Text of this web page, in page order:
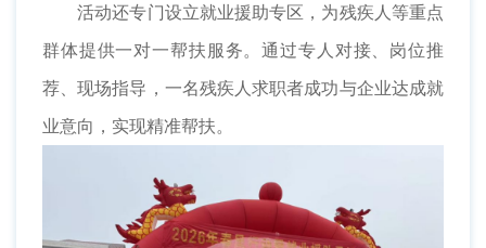
活动还专门设立就业援助专区，为残疾人等重点
群体提供一对一帮扶服务。通过专人对接、岗位推
荐、现场指导，一名残疾人求职者成功与企业达成就
业意向，实现精准帮扶。